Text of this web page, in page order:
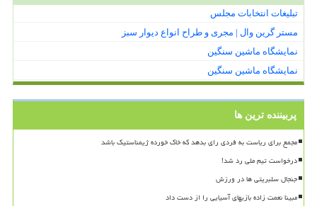
تبلیغات انتخابات مجلس
مستر گرین وال | مجری و طراح انواع دیوار سبز
نمایشگاه ماشین سنگین
نمایشگاه ماشین سنگین
پربیننده ترین ها
مجمع برای ریاست به فردی رای بدهد که خاک خورده ژیمناستیک باشد
درخواست تیم ملی رد شد!
جنجال سلبریتی ها در ورزش
مبینا نعمت زاده بازیهای آسیایی را از دست داد